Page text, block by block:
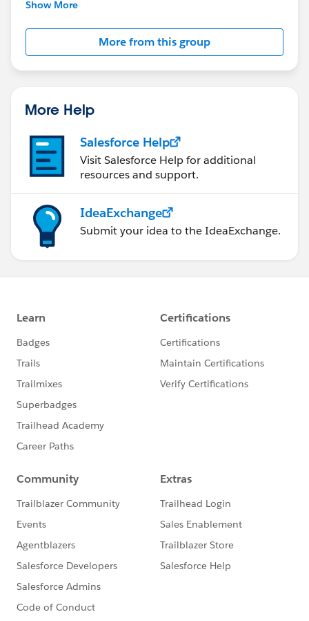
ンの社員によって管理、運営されています。
このグループ内での発言はForward Looking
http://investor.salesforce.com/about-
statements/default.aspx
また本プログラムの利用規約も併せてご覧くださ
https://www.salesforce.com/jp/company/progra
m-agreement
Show More
More from this group
More Help
Salesforce Help
Visit Salesforce Help for additional
resources and support.
IdeaExchange
Submit your idea to the IdeaExchange.